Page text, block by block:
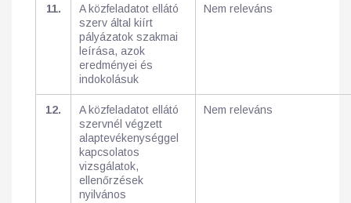
11.
A közfeladatot ellátó
szerv által kiírt
pályázatok szakmai
leírása, azok
eredményei és
indokolásuk
Nem releváns
12.
A közfeladatot ellátó
szervnél végzett
alaptevékenységgel
kapcsolatos
vizsgálatok,
ellenőrzések
nyilvános
Nem releváns